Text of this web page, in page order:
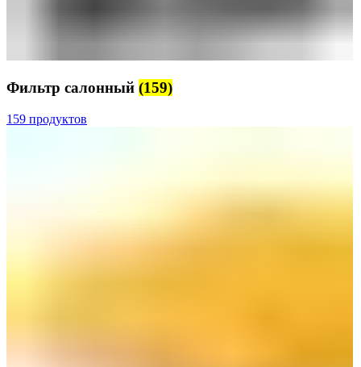
Фильтр салонный (159)
159 продуктов